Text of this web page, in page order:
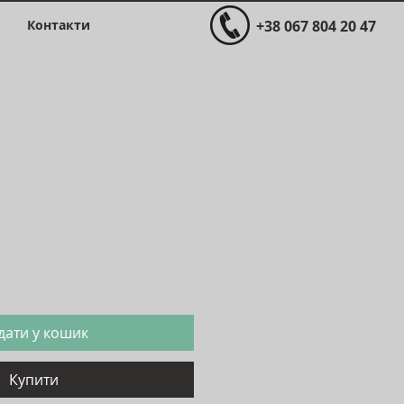
Контакти +38 067 804 20 47
у кошик
Купити